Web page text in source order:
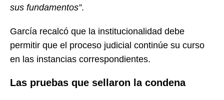
sus fundamentos”.
García recalcó que la institucionalidad debe
permitir que el proceso judicial continúe su curso
en las instancias correspondientes.
Las pruebas que sellaron la condena